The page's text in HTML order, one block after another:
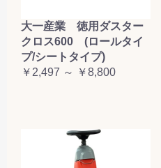
大一産業 徳用ダスター
クロス600 (ロールタイ
プ/シートタイプ)
￥2,497 ～ ￥8,800